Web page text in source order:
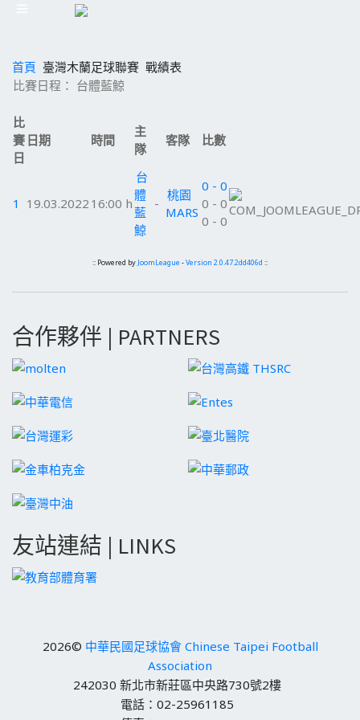
首頁 臺灣木蘭足球聯賽 戰績表
比賽日程： 台體藍鯨
比
賽
日
日期 時間
主
隊
客隊 比數
1 19.03.2022 16:00 h
台
體
藍
鯨
-
桃園
MARS
0 - 0
0 - 0
0 - 0
:: Powered by JoomLeague -Version 2.0.47.2dd406d ::
合作夥伴 | PARTNERS
友站連結 | LINKS
2026© 中華民國足球協會 Chinese Taipei Football
Association
242030 新北市新莊區中央路730號2樓
電話：02-25961185